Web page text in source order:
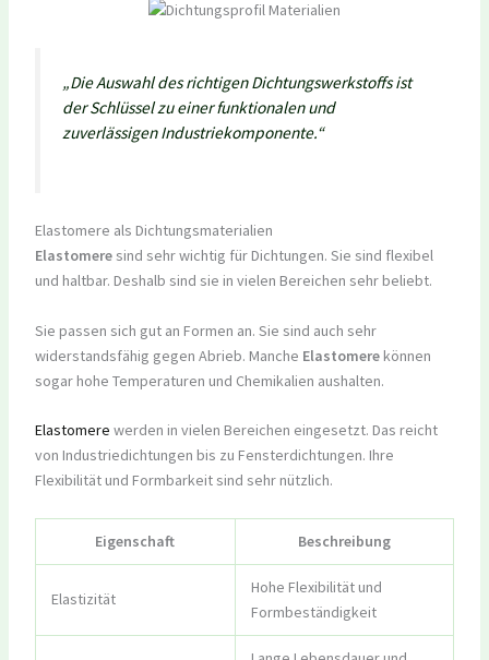
„Die Auswahl des richtigen Dichtungswerkstoffs ist
der Schlüssel zu einer funktionalen und
zuverlässigen Industriekomponente.“
Elastomere als Dichtungsmaterialien
Elastomeresind sehr wichtig für Dichtungen. Sie sind flexibel
und haltbar. Deshalb sind sie in vielen Bereichen sehr beliebt.
Sie passen sich gut an Formen an. Sie sind auch sehr
widerstandsfähig gegen Abrieb. Manche Elastomerekönnen
sogar hohe Temperaturen und Chemikalien aushalten.
Elastomere werden in vielen Bereichen eingesetzt. Das reicht
von Industriedichtungen bis zu Fensterdichtungen. Ihre
Flexibilität und Formbarkeit sind sehr nützlich.
Eigenschaft Beschreibung
Elastizität
Hohe Flexibilität und
Formbeständigkeit